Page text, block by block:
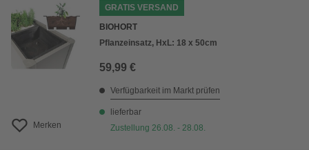
Merken
GRATIS VERSAND
BIOHORT
Pflanzeinsatz, HxL: 18 x 50cm
59,99 €
Verfügbarkeit im Markt prüfen
lieferbar
Zustellung 26.08. - 28.08.